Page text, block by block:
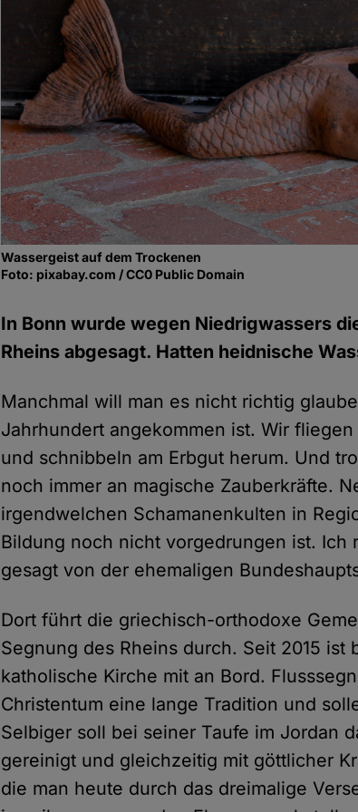
Wassergeist auf dem Trockenen
Foto: pixabay.com / CC0 Public Domain
In Bonn wurde wegen Niedrigwassers
Rheins abgesagt. Hatten heidnische
Manchmal will man es nicht richtig
Jahrhundert angekommen ist. Wir
und schnibbeln am Erbgut herum. Und
noch immer an magische Zauberkräfte.
irgendwelchen Schamanenkulten in
Bildung noch nicht vorgedrungen ist. Ich
gesagt von der ehemaligen
Dort führt die griechisch-orthodoxe
Segnung des Rheins durch. Seit 2015 ist
katholische Kirche mit an Bord.
Christentum eine lange Tradition und
Selbiger soll bei seiner Taufe im Jordan
gereinigt und gleichzeitig mit göttlicher
die man heute durch das dreimalige